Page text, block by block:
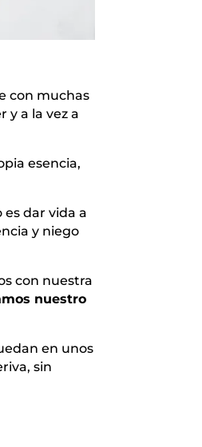
con muchas
y a la vez a
esencia,
es dar vida a
y niego
con nuestra
nuestro
en unos
sin